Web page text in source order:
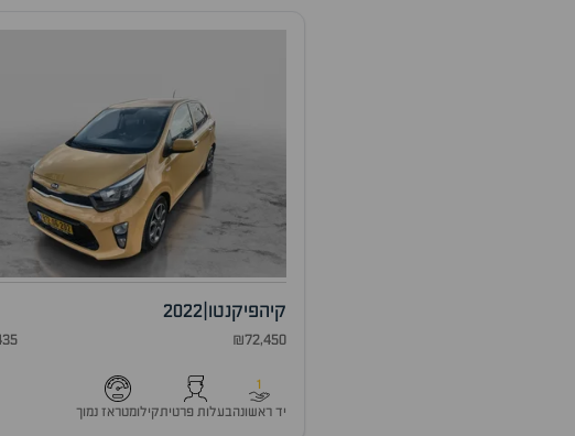
קיהפיקנטו |
2022
₪72,450
1
יד ראשונהבעלות פרטיתקילומטראז נמוך